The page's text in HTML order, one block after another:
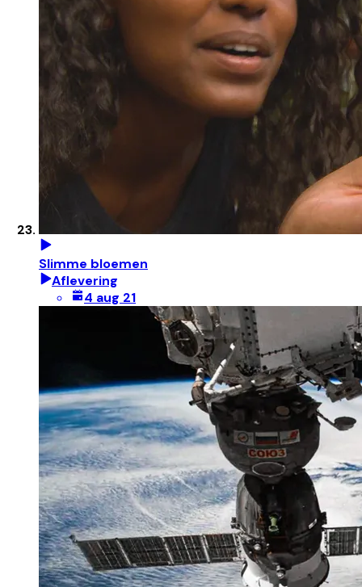
Slimme bloemen
Aflevering
4 aug 21